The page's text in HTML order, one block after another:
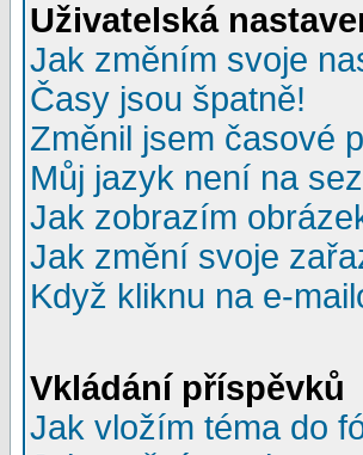
Uživatelská
Jak změním svoje
Časy jsou špatně!
Změnil jsem časové
Můj jazyk není na
Jak zobrazím
Jak změní svoje
Když kliknu na e-
Vkládání příspěvků
Jak vložím téma do